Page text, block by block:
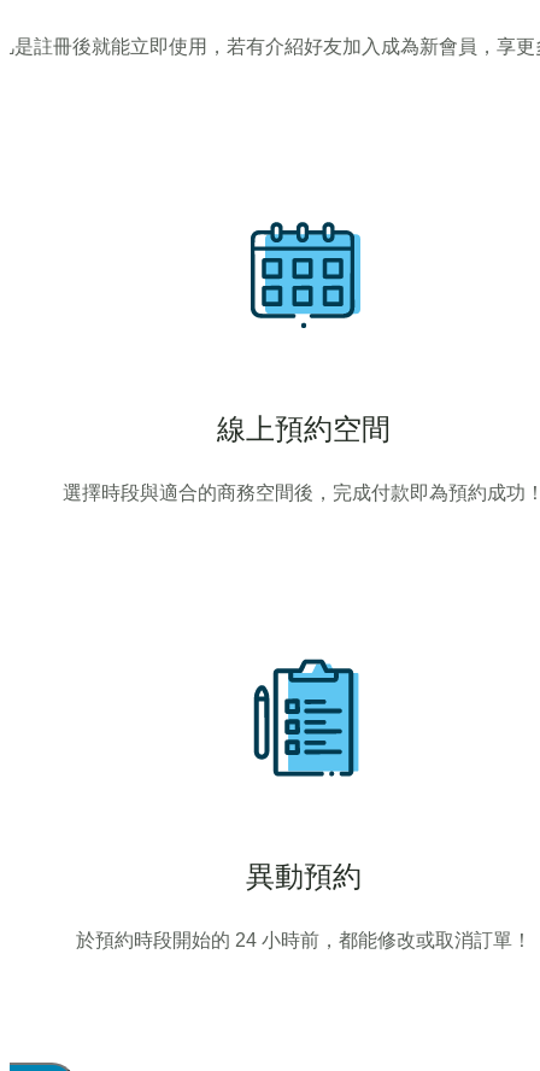
是註冊後就能立即使用，若有介紹好友加入成為新會員，享更
線上預約空間
選擇時段與適合的商務空間後，完成付款即為預約成功
異動預約
於預約時段開始的 24 小時前，都能修改或取消訂單！